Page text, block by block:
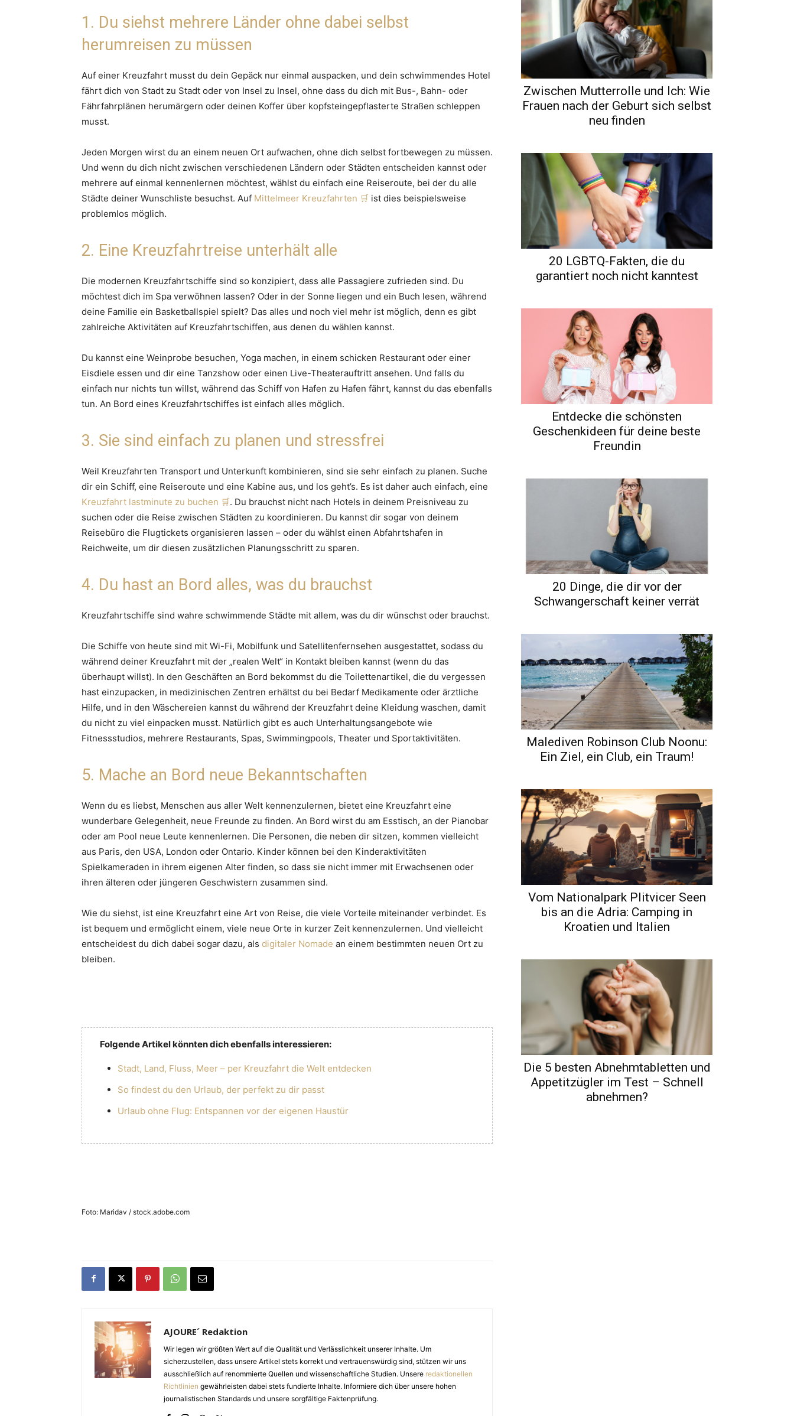
1. Du siehst mehrere Länder ohne dabei selbst
herumreisen zu müssen
Auf einer Kreuzfahrt musst du dein Gepäck nur einmal auspacken, und dein schwimmendes Hotel
fährt dich von Stadt zu Stadt oder von Insel zu Insel, ohne dass du dich mit Bus-, Bahn- oder
Fährfahrplänen herumärgern oder deinen Koffer über kopfsteingepflasterte Straßen schleppen
musst.
Jeden Morgen wirst du an einem neuen Ort aufwachen, ohne dich selbst fortbewegen zu müssen.
Und wenn du dich nicht zwischen verschiedenen Ländern oder Städten entscheiden kannst oder
mehrere auf einmal kennenlernen möchtest, wählst du einfach eine Reiseroute, bei der du alle
Städte deiner Wunschliste besuchst. Auf Mittelmeer Kreuzfahrten
ist dies beispielsweise
problemlos möglich.
2. Eine Kreuzfahrtreise unterhält alle
Die modernen Kreuzfahrtschiffe sind so konzipiert, dass alle Passagiere zufrieden sind. Du
möchtest dich im Spa verwöhnen lassen? Oder in der Sonne liegen und ein Buch lesen, während
deine Familie ein Basketballspiel spielt? Das alles und noch viel mehr ist möglich, denn es gibt
zahlreiche Aktivitäten auf Kreuzfahrtschiffen, aus denen du wählen kannst.
Du kannst eine Weinprobe besuchen, Yoga machen, in einem schicken Restaurant oder einer
Eisdiele essen und dir eine Tanzshow oder einen Live-Theaterauftritt ansehen. Und falls du
einfach nur nichts tun willst, während das Schiff von Hafen zu Hafen fährt, kannst du das ebenfalls
tun. An Bord eines Kreuzfahrtschiffes ist einfach alles möglich.
3. Sie sind einfach zu planen und stressfrei
Weil Kreuzfahrten Transport und Unterkunft kombinieren, sind sie sehr einfach zu planen. Suche
dir ein Schiff, eine Reiseroute und eine Kabine aus, und los geht’s. Es ist daher auch einfach, eine
Kreuzfahrt lastminute zu buchen
. Du brauchst nicht nach Hotels in deinem Preisniveau zu
suchen oder die Reise zwischen Städten zu koordinieren. Du kannst dir sogar von deinem
Reisebüro die Flugtickets organisieren lassen – oder du wählst einen Abfahrtshafen in
Reichweite, um dir diesen zusätzlichen Planungsschritt zu sparen.
4. Du hast an Bord alles, was du brauchst
Kreuzfahrtschiffe sind wahre schwimmende Städte mit allem, was du dir wünschst oder brauchst.
Die Schiffe von heute sind mit Wi-Fi, Mobilfunk und Satellitenfernsehen ausgestattet, sodass du
während deiner Kreuzfahrt mit der „realen Welt“ in Kontakt bleiben kannst (wenn du das
überhaupt willst). In den Geschäften an Bord bekommst du die Toilettenartikel, die du vergessen
hast einzupacken, in medizinischen Zentren erhältst du bei Bedarf Medikamente oder ärztliche
Hilfe, und in den Wäschereien kannst du während der Kreuzfahrt deine Kleidung waschen, damit
du nicht zu viel einpacken musst. Natürlich gibt es auch Unterhaltungsangebote wie
Fitnessstudios, mehrere Restaurants, Spas, Swimmingpools, Theater und Sportaktivitäten.
5. Mache an Bord neue Bekanntschaften
Wenn du es liebst, Menschen aus aller Welt kennenzulernen, bietet eine Kreuzfahrt eine
wunderbare Gelegenheit, neue Freunde zu finden. An Bord wirst du am Esstisch, an der Pianobar
oder am Pool neue Leute kennenlernen. Die Personen, die neben dir sitzen, kommen vielleicht
aus Paris, den USA, London oder Ontario. Kinder können bei den Kinderaktivitäten
Spielkameraden in ihrem eigenen Alter finden, so dass sie nicht immer mit Erwachsenen oder
ihren älteren oder jüngeren Geschwistern zusammen sind.
Wie du siehst, ist eine Kreuzfahrt eine Art von Reise, die viele Vorteile miteinander verbindet. Es
ist bequem und ermöglicht einem, viele neue Orte in kurzer Zeit kennenzulernen. Und vielleicht
entscheidest du dich dabei sogar dazu, als digitaler Nomade an einem bestimmten neuen Ort zu
bleiben.
Folgende Artikel könnten dich ebenfalls interessieren:
Stadt, Land, Fluss, Meer – per Kreuzfahrt die Welt entdecken
So findest du den Urlaub, der perfekt zu dir passt
Urlaub ohne Flug: Entspannen vor der eigenen Haustür
Foto: Maridav / stock.adobe.com
AJOURE´ Redaktion
Wir legen wir größten Wert auf die Qualität und Verlässlichkeit unserer Inhalte. Um
sicherzustellen, dass unsere Artikel stets korrekt und vertrauenswürdig sind, stützen wir uns
ausschließlich auf renommierte Quellen und wissenschaftliche Studien. Unsere redaktionellen
Richtlinien gewährleisten dabei stets fundierte Inhalte. Informiere dich über unsere hohen
journalistischen Standards und unsere sorgfältige Faktenprüfung.
Zwischen Mutterrolle und Ich: Wie
Frauen nach der Geburt sich selbst
neu finden
20 LGBTQ-Fakten, die du
garantiert noch nicht kanntest
Entdecke die schönsten
Geschenkideen für deine beste
Freundin
20 Dinge, die dir vor der
Schwangerschaft keiner verrät
Malediven Robinson Club Noonu:
Ein Ziel, ein Club, ein Traum!
Vom Nationalpark Plitvicer Seen
bis an die Adria: Camping in
Kroatien und Italien
Die 5 besten Abnehmtabletten und
Appetitzügler im Test – Schnell
abnehmen?